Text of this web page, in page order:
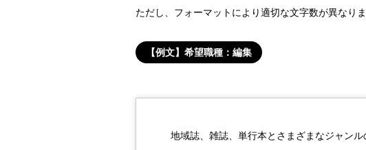
ただし、フォーマットにより適切な文字数が異なり
【例文】希望職種：編集
地域誌、雑誌、単行本とさまざまなジャンル